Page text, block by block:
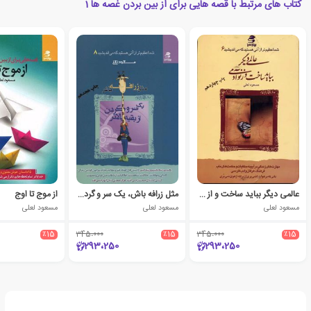
کتاب های مرتبط با قصه هایی برای از بین بردن غصه ها 1
عالمی دیگر بباید ساخت و از نو آدمی
مسعود لعلی
٪15 345،000
293،250
مثل زرافه باش، یک سر و گردن از بقیه بالاتر
مسعود لعلی
٪15 345،000
293،250
از موج تا اوج
مسعود لعلی
٪15